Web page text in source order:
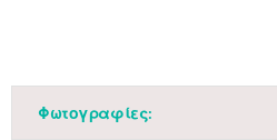
Φωτογραφίες: